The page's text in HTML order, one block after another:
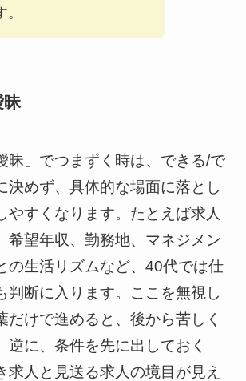
昧
昧」でつまずく時は、できる/で
決めず、具体的な場面に落とし
やすくなります。たとえば求人
希望年収、勤務地、マネジメン
の生活リズムなど、40代では仕
判断に入ります。ここを無視し
だけで進めると、後から苦しく
逆に、条件を先に出しておく
求人と見送る求人の境目が見え